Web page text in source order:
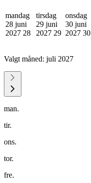
mandag
28 juni
2027 28
tirsdag
29 juni
2027 29
onsdag
30 juni
2027 30
Valgt måned: juli 2027
man.
tir.
ons.
tor.
fre.